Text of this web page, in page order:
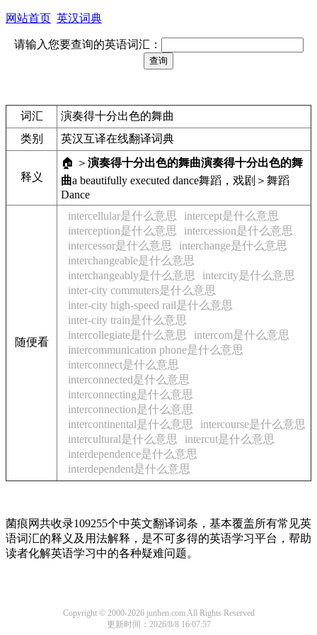
网站首页 英汉词典
请输入您要查询的英语词汇：
词汇
演奏得十分出色的舞曲
类别
英汉互译在线翻译词典
释义
🏠 ＞ 演奏得十分出色的舞曲演奏得十分出色的舞
曲a beautifully executed dance舞蹈，戏剧＞舞蹈
Dance
随便看
intercellular是什么意思
intercept是什么意思
interception是什么意思
intercession是什么意思
intercessor是什么意思
interchange是什么意思
interchangeable是什么意思
interchangeably是什么意思
intercity是什么意思
inter-city commuters是什么意思
inter-city high-speed rail是什么意思
inter-city train是什么意思
intercollegiate是什么意思
intercom是什么意思
intercommunication phone是什么意思
interconnect是什么意思
interconnected是什么意思
interconnecting是什么意思
interconnection是什么意思
intercontinental是什么意思
intercourse是什么意思
intercultural是什么意思
intercut是什么意思
interdependence是什么意思
interdependent是什么意思
菌痕网共收录109255个中英文翻译词条，基本覆盖所有常见英
语词汇的释义及用法解释，是不可多得的英语学习平台，帮助
读者化解英语学习中的各种疑难问题。
Copyright © 2000-2026 junhen.com All Rights Reserved
更新时间：2026/8/8 16:07:57